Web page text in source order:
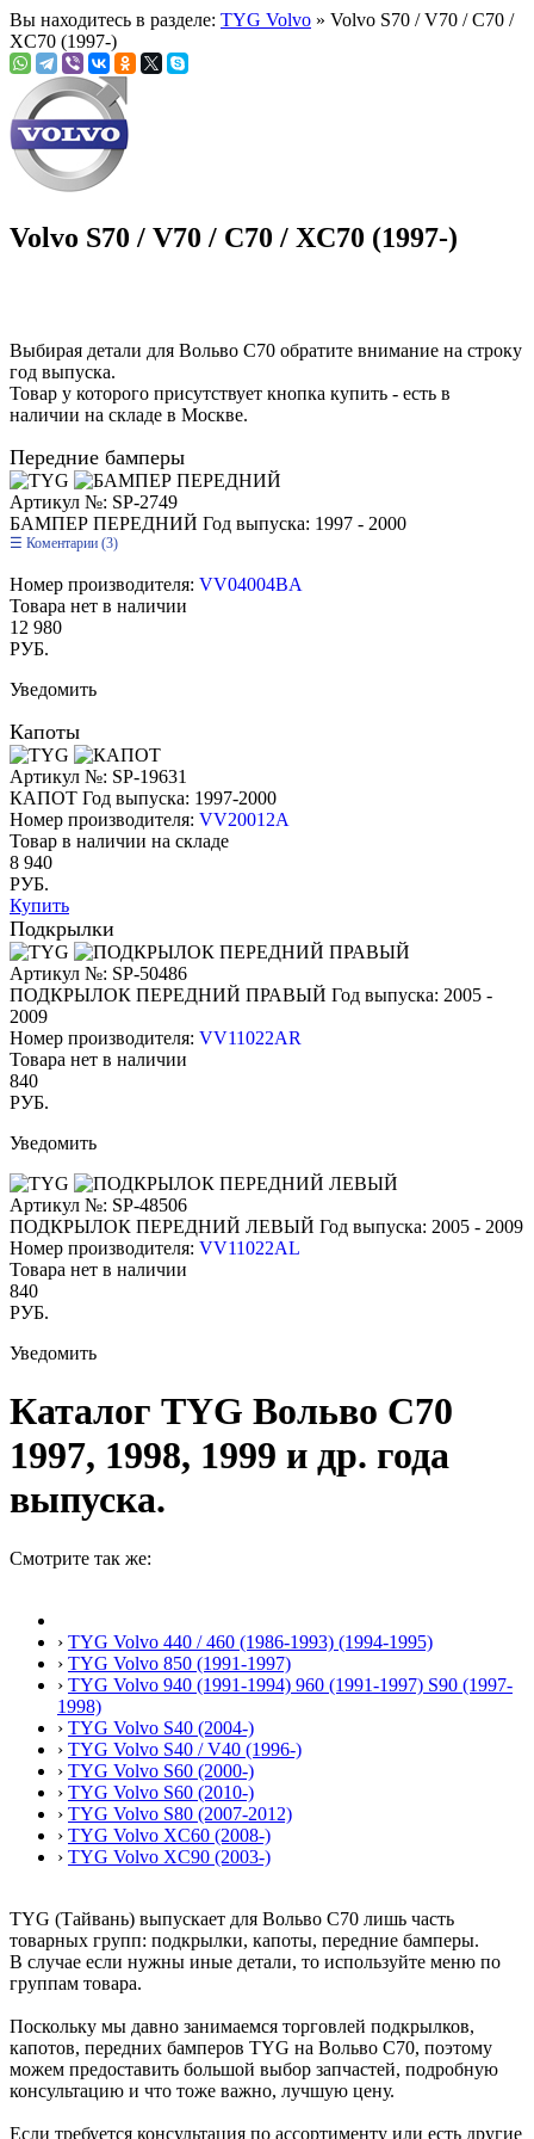
Вы находитесь в разделе: TYG Volvo » Volvo S70 / V70 / C70 /
XC70 (1997-)
Volvo S70 / V70 / C70 / XC70 (1997-)
Выбирая детали для Вольво С70 обратите внимание на строку
год выпуска.
Товар у которого присутствует кнопка купить - есть в
наличии на складе в Москве.
Передние бамперы
Артикул №: SP-2749
БАМПЕР ПЕРЕДНИЙ Год выпуска: 1997 - 2000
Коментарии (3)
Номер производителя: VV04004BA
Товара нет в наличии
12 980
РУБ.
Уведомить
Капоты
Артикул №: SP-19631
КАПОТ Год выпуска: 1997-2000
Номер производителя: VV20012A
Товар в наличии на складе
8 940
РУБ.
Купить
Подкрылки
Артикул №: SP-50486
ПОДКРЫЛОК ПЕРЕДНИЙ ПРАВЫЙ Год выпуска: 2005 -
2009
Номер производителя: VV11022AR
Товара нет в наличии
840
РУБ.
Уведомить
Артикул №: SP-48506
ПОДКРЫЛОК ПЕРЕДНИЙ ЛЕВЫЙ Год выпуска: 2005 - 2009
Номер производителя: VV11022AL
Товара нет в наличии
840
РУБ.
Уведомить
Каталог TYG Вольво С70
1997, 1998, 1999 и др. года
выпуска.
Смотрите так же:
› TYG Volvo 440 / 460 (1986-1993) (1994-1995)
› TYG Volvo 850 (1991-1997)
› TYG Volvo 940 (1991-1994) 960 (1991-1997) S90 (1997-
1998)
› TYG Volvo S40 (2004-)
› TYG Volvo S40 / V40 (1996-)
› TYG Volvo S60 (2000-)
› TYG Volvo S60 (2010-)
› TYG Volvo S80 (2007-2012)
› TYG Volvo XC60 (2008-)
› TYG Volvo XC90 (2003-)
TYG (Тайвань) выпускает для Вольво С70 лишь часть
товарных групп: подкрылки, капоты, передние бамперы.
В случае если нужны иные детали, то используйте меню по
группам товара.
Поскольку мы давно занимаемся торговлей подкрылков,
капотов, передних бамперов TYG на Вольво С70, поэтому
можем предоставить большой выбор запчастей, подробную
консультацию и что тоже важно, лучшую цену.
Если требуется консультация по ассортименту или есть другие